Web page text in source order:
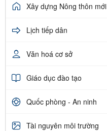
Xây dựng Nông thôn mới
Lịch tiếp dân
Văn hoá cơ sở
Giáo dục đào tạo
Quốc phòng - An ninh
Tài nguyên môi trường